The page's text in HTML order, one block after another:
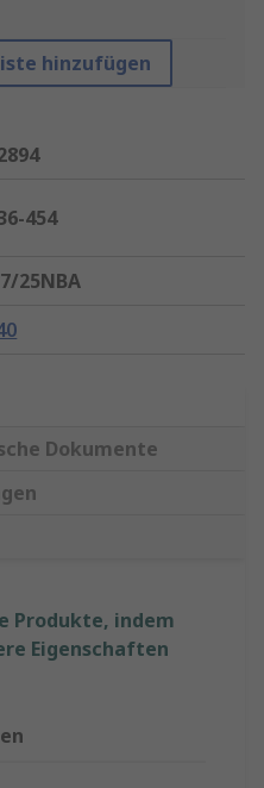
hinzufügen
454
25NBA
Dokumente
Produkte, indem
Eigenschaften